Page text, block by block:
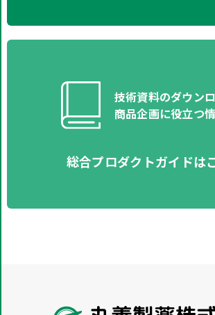
技術資料のダウン
商品企画に役立つ
総合プロダクトガイドは